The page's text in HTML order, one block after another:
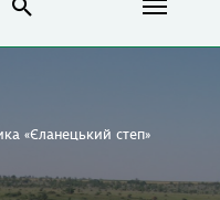
«Єланецький степ»